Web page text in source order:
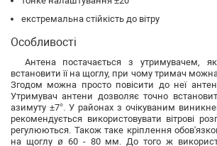
екстремальна стійкість до вітру
Особливості
Антена постачається з утримувачем,
встановити її на щоглу, при чому тримач
Згодом можна просто повісити до неї
Утримувач антени дозволяє точно
азимуту ±7°. У районах з очікуваним
рекомендується використовувати вітрові
регулюються. Також таке кріплення
на щоглу ø 60 - 80 мм. До того ж